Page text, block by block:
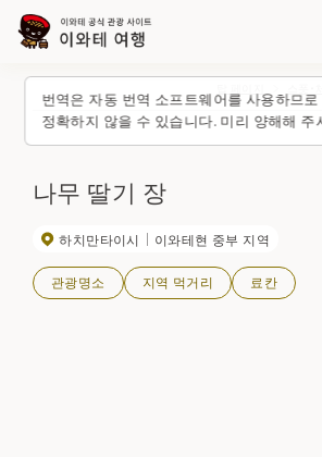
번역은 자동 번역 소프트웨어를 사용하므
정확하지 않을 수 있습니다. 미리 양해해 주
나무 딸기 장
하치만타이시 이와테현 중부 지역
관광명소 지역 먹거리 료칸